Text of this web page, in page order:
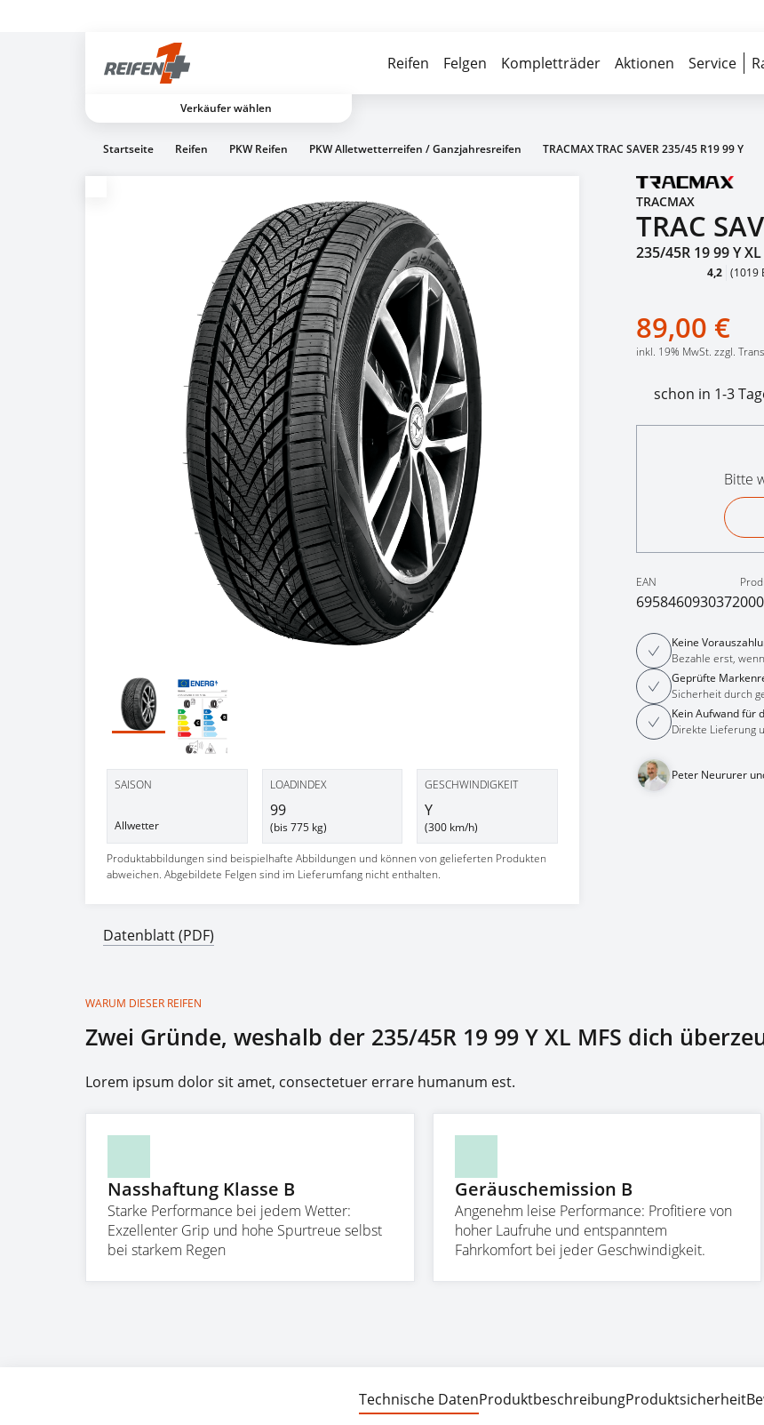
Verkäufer wählen
Reifen Felgen Kompletträder Aktionen Service
Startseite Reifen PKW Reifen PKW Alletwetterreifen / Ganzjahresreifen TRACMAX TRAC SAVER 235/45 R19 99 Y
TRACMAX
TRAC
235/45R 19 99 Y
4,2 (1019
SAISON
Allwetter
LOADINDEX
99
(bis 775 kg)
GESCHWINDIGKEIT
Y
(300 km/h)
Produktabbildungen sind beispielhafte Abbildungen und können von gelieferten Produkten
abweichen. Abgebildete Felgen sind im Lieferumfang nicht enthalten.
Datenblatt (PDF)
89,00 €
inkl. 19% MwSt. zzgl.
schon in 1-3
Bitte
EAN
6958460930372
Keine
Bezahle erst,
Geprüfte
Sicherheit durch
Kein Aufwand für
Direkte Lieferung
Peter Neururer
WARUM DIESER REIFEN
Zwei Gründe, weshalb der 235/45R 19 99 Y XL MFS dich
Lorem ipsum dolor sit amet, consectetuer errare humanum est.
Nasshaftung Klasse B
Starke Performance bei jedem Wetter:
Exzellenter Grip und hohe Spurtreue selbst
bei starkem Regen
Geräuschemission B
Angenehm leise Performance: Profitiere von
hoher Laufruhe und entspanntem
Fahrkomfort bei jeder Geschwindigkeit.
Technische DatenProduktbeschreibungProduktsicherheit